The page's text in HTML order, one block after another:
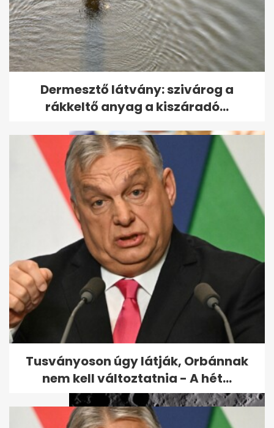
Endrei Judit elárulta, mi segíti
át a nehéz napokon is
Megvan a kormány terve:
6000 milliárd forint uniós pénz
sorsa
Dermesztő látvány: szivárog a
rákkeltő anyag a kiszáradó...
Tusványoson úgy látják, Orbánnak
nem kell változtatnia - A hét...